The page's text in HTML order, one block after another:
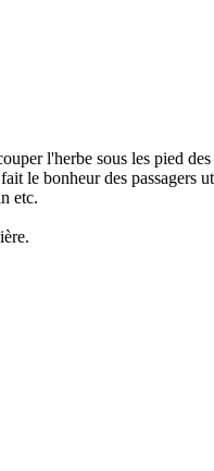
l'herbe sous les pied
le bonheur des passagers
etc.